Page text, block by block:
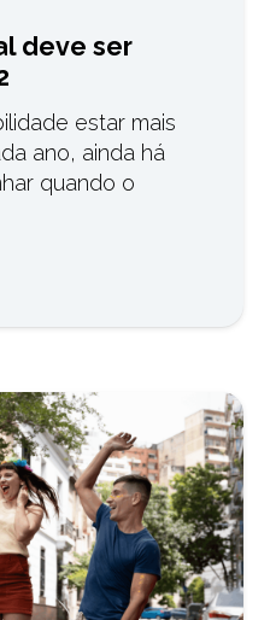
deve ser
estar mais
ano, ainda há
quando o